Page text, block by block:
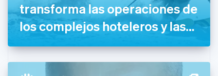
transforma las operaciones de
los complejos hoteleros y las
atracciones con Stripe
Eslovaquia
English
Eslovenia
España